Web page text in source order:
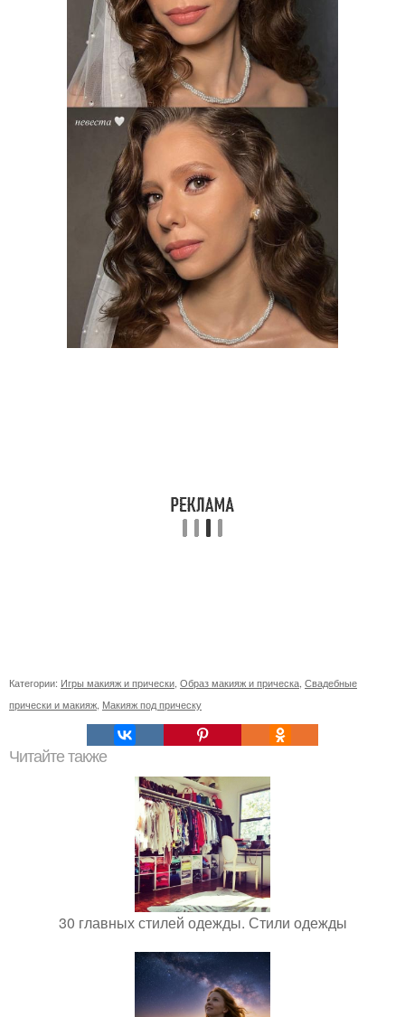
Категории: Игры макияж и прически Образ макияж и прическа Свадебные
прически и макияж Макияж под прическу
Читайте также
30 главных стилей одежды. Стили одежды